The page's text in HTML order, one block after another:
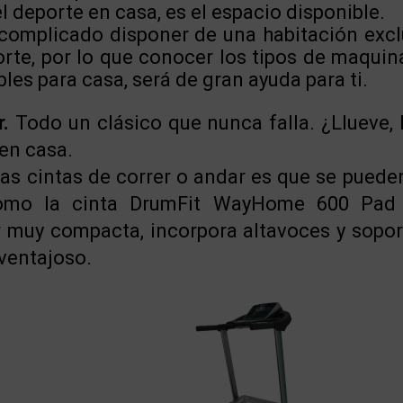
deporte en casa, es el espacio disponible.
disponer de una habitación
por lo que conocer los tipos de
para casa, será de gran ayuda para ti.
Todo un clásico que nunca falla.
casa.
cintas de correr o andar es que se
la cinta DrumFit WayHome 600
muy compacta, incorpora altavoces y